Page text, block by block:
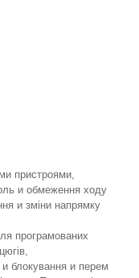
пристроями,
и обмеження ходу
и зміни напрямку
програмованих
и блокування и перем